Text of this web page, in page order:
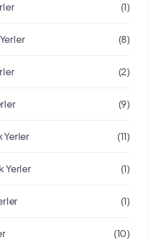
(1)
(8)
(2)
(9)
Yerler (11)
Yerler (1)
(1)
(10)